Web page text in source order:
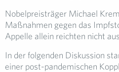
Nobelpreisträger Michael
Maßnahmen gegen das
Appelle allein reichten nicht
In der folgenden Diskussion
einer post-pandemischen